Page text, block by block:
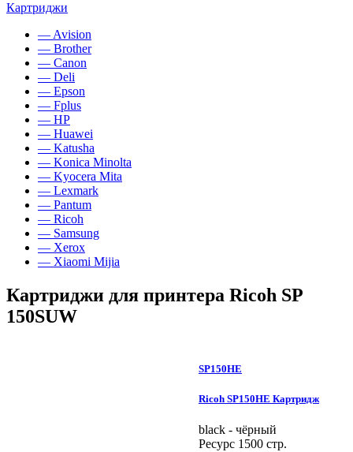
Картриджи
— Avision
— Brother
— Canon
— Deli
— Epson
— Fplus
— HP
— Huawei
— Katusha
— Konica Minolta
— Kyocera Mita
— Lexmark
— Pantum
— Ricoh
— Samsung
— Xerox
— Xiaomi Mijia
Картриджи для принтера Ricoh SP
150SUW
SP150HE
Ricoh SP150HE Картридж
black - чёрный
Ресурс 1500 стр.